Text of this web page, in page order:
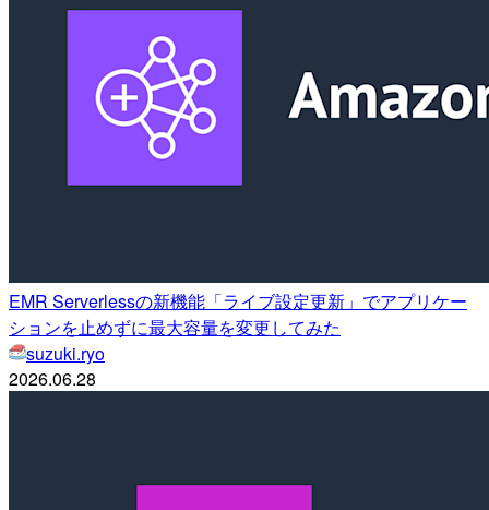
EMR Serverlessの新機能「ライブ設定更新」でアプリケー
ションを止めずに最大容量を変更してみた
suzuki.ryo
2026.06.28